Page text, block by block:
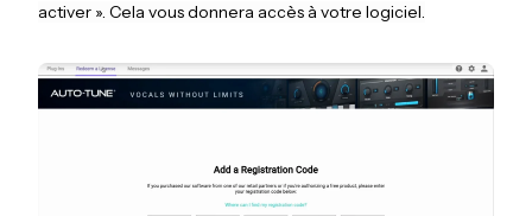
activer ». Cela vous donnera accès à votre logiciel.